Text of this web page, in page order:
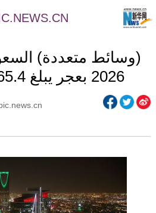
(وسائط متعددة)
2026 بعجر يبلغ 165.4 مليار ريال